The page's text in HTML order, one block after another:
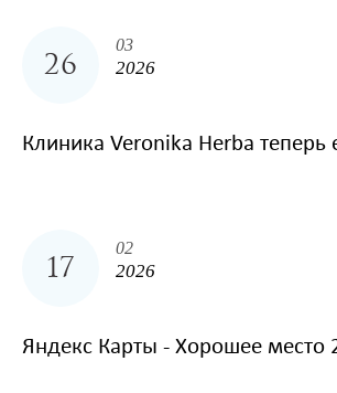
26
03
2026
Клиника Veronika Herba теперь
17
02
2026
Яндекс Карты - Хорошее место